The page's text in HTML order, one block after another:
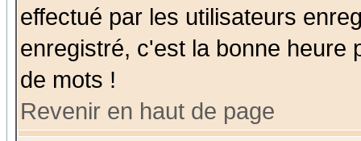
effectué par les utilisateurs
enregistré, c'est la bonne heure
de mots !
Revenir en haut de page